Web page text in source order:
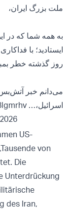
ملت بزرگ ایران،
روز گذشته خطر
می‌دانم خبر آتش‌بس
اسرائیل،…
US-
von
Die
Unterdrückung
des Iran,